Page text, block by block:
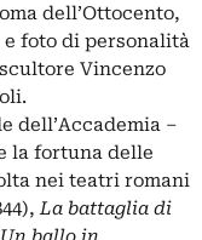
dell’Ottocento,
foto di personalità
Vincenzo
dell’Accademia –
la fortuna delle
nei teatri romani
La battaglia di